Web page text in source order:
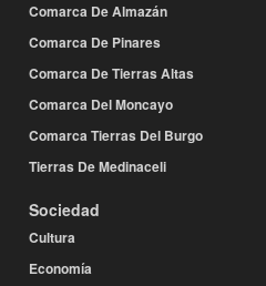
Comarca De Almazán
Comarca De Pinares
Comarca De Tierras Altas
Comarca Del Moncayo
Comarca Tierras Del Burgo
Tierras De Medinaceli
Sociedad
Cultura
Economía